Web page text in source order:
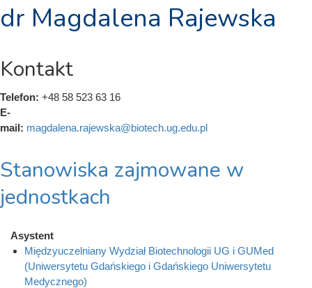
dr Magdalena Rajewska
Kontakt
Telefon: +48 58 523 63 16
E-
mail: magdalena.rajewska@biotech.ug.edu.pl
Stanowiska zajmowane w
jednostkach
Asystent
Międzyuczelniany Wydział Biotechnologii UG i GUMed
(Uniwersytetu Gdańskiego i Gdańskiego Uniwersytetu
Medycznego)